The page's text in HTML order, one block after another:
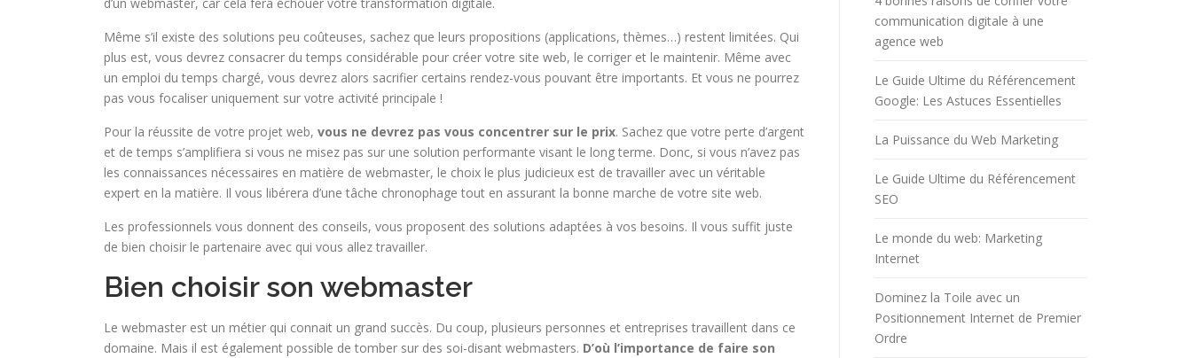
Même s’il existe des solutions peu coûteuses, sachez que leurs propositions (applications, thèmes…) restent limitées. Qui
plus est, vous devrez consacrer du temps considérable pour créer votre site web, le corriger et le maintenir. Même avec
un emploi du temps chargé, vous devrez alors sacrifier certains rendez-vous pouvant être importants. Et vous ne pourrez
pas vous focaliser uniquement sur votre activité principale !
Pour la réussite de votre projet web, vous ne devrez pas vous concentrer sur le prix. Sachez que votre perte d’argent
et de temps s’amplifiera si vous ne misez pas sur une solution performante visant le long terme. Donc, si vous n’avez pas
les connaissances nécessaires en matière de webmaster, le choix le plus judicieux est de travailler avec un véritable
expert en la matière. Il vous libérera d’une tâche chronophage tout en assurant la bonne marche de votre site web.
Les professionnels vous donnent des conseils, vous proposent des solutions adaptées à vos besoins. Il vous suffit juste
de bien choisir le partenaire avec qui vous allez travailler.
Bien choisir son webmaster
Le webmaster est un métier qui connait un grand succès. Du coup, plusieurs personnes et entreprises travaillent dans ce
domaine. Mais il est également possible de tomber sur des soi-disant webmasters. D’où l’importance de faire son
communication digitale à une
agence web
Le Guide Ultime du Référencement
Google: Les Astuces Essentielles
La Puissance du Web Marketing
Le Guide Ultime du Référencement
SEO
Le monde du web: Marketing
Internet
Dominez la Toile avec un
Positionnement Internet de Premier
Ordre